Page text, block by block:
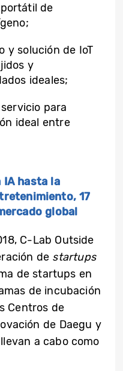
de
y solución de IoT
y
ideales;
para
ideal entre
IA hasta la
17
global
C-Lab Outside
de startups
de startups en
de incubación
Centros de
de Daegu y
a cabo como